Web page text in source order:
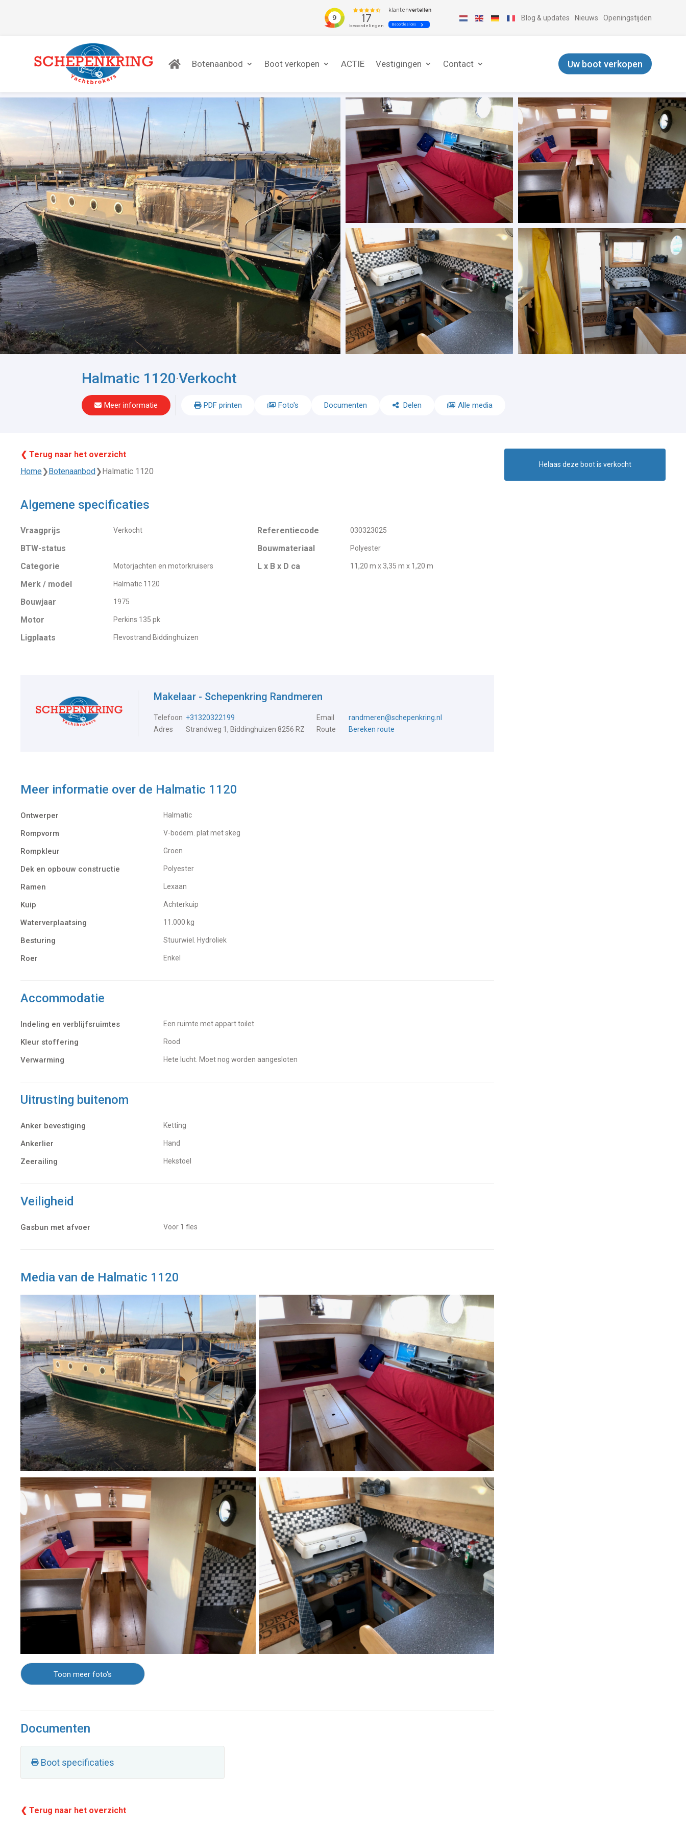
Blog & updates Nieuws Openingstijden
Botenaanbod Boot verkopen ACTIE Vestigingen Contact Uw boot verkopen
Halmatic 1120-Verkocht
Meer informatie PDF printen Foto's Documenten Delen Alle media
❮ Terug naar het overzicht
Home❯Botenaanbod❯Halmatic 1120
Algemene specificaties
Vraagprijs Verkocht
BTW-status
Categorie
Motorjachten en motorkruisers
Merk / model Halmatic 1120
Bouwjaar 1975
Motor Perkins 135 pk
Ligplaats Flevostrand Biddinghuizen
Referentiecode 030323025
Bouwmateriaal Polyester
L x B x D ca 11,20 m x 3,35 m x 1,20 m
Makelaar - Schepenkring Randmeren
Telefoon +31320322199 Email
randmeren@schepenkring.nl
Adres
Strandweg 1, Biddinghuizen 8256 RZ Route Bereken route
Meer informatie over de Halmatic 1120
Ontwerper Halmatic
Rompvorm V-bodem. plat met skeg
Rompkleur Groen
Dek en opbouw constructie Polyester
Ramen Lexaan
Kuip Achterkuip
Waterverplaatsing 11.000 kg
Besturing Stuurwiel. Hydroliek
Roer Enkel
Accommodatie
Indeling en verblijfsruimtes Een ruimte met appart toilet
Kleur stoffering Rood
Verwarming hete lucht. Moet nog worden aangesloten
Uitrusting buitenom
Anker bevestiging Ketting
Ankerlier Hand
Zeerailing Hekstoel
Veiligheid
Gasbun met afvoer Voor 1 fles
Media van de Halmatic 1120
Toon meer foto's
Documenten
Boot specificaties
❮ Terug naar het overzicht
Helaas deze boot is verkocht